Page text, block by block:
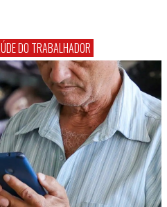
DO TRABALHADOR